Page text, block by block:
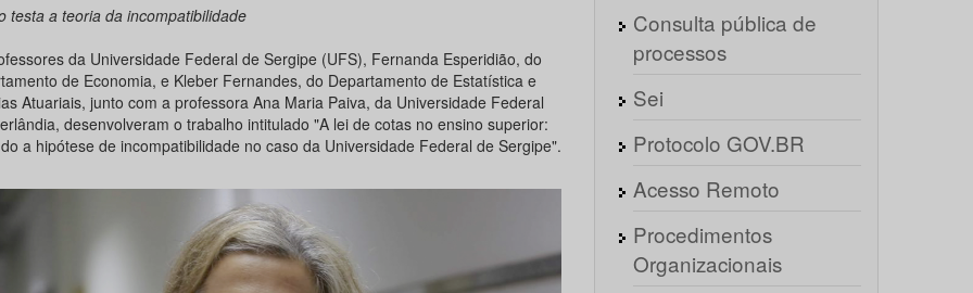
testa a teoria da incompatibilidade
da Universidade Federal de Sergipe (UFS), Fernanda Esperidião, do
de Economia, e Kleber Fernandes, do Departamento de Estatística e
Atuariais, junto com a professora Ana Maria Paiva, da Universidade Federal
desenvolveram o trabalho intitulado "A lei de cotas no ensino superior:
a hipótese de incompatibilidade no caso da Universidade Federal de Sergipe".
Consulta pública de
processos
Sei
Protocolo GOV.BR
Acesso Remoto
Procedimentos
Organizacionais